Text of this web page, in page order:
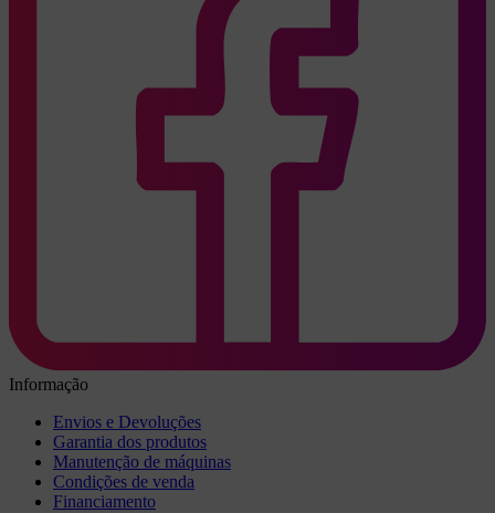
Informação
Envios e Devoluções
Garantia dos produtos
Manutenção de máquinas
Condições de venda
Financiamento